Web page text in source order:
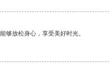
够放松身心，享受美好时光。